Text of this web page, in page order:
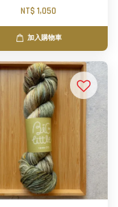
NT$ 1,050
加入購物車